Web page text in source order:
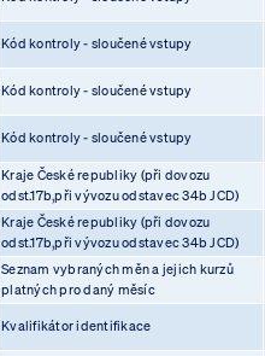
Kód kontroly - sloučené vstupy
Kód kontroly - sloučené vstupy
Kód kontroly - sloučené vstupy
Kraje České republiky (při dovozu
odst.17b,při vývozu odstavec 34b JCD)
Kraje České republiky (při dovozu
odst.17b,při vývozu odstavec 34b JCD)
Seznam vybraných měn a jejich kurzů
platných pro daný měsíc
Kvalifikátor identifikace